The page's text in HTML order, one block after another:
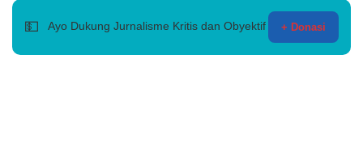
💵 Ayo Dukung Jurnalisme Kritis dan Obyektif + Donasi